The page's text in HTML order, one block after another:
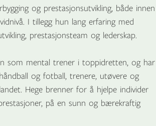
og prestasjonsutvikling, både innen
I tillegg hun lang erfaring med
prestasjonsteam og lederskap.
som mental trener i toppidretten, og har
og fotball, trenere, utøvere og
Hege brenner for å hjelpe individer
på en sunn og bærekraftig